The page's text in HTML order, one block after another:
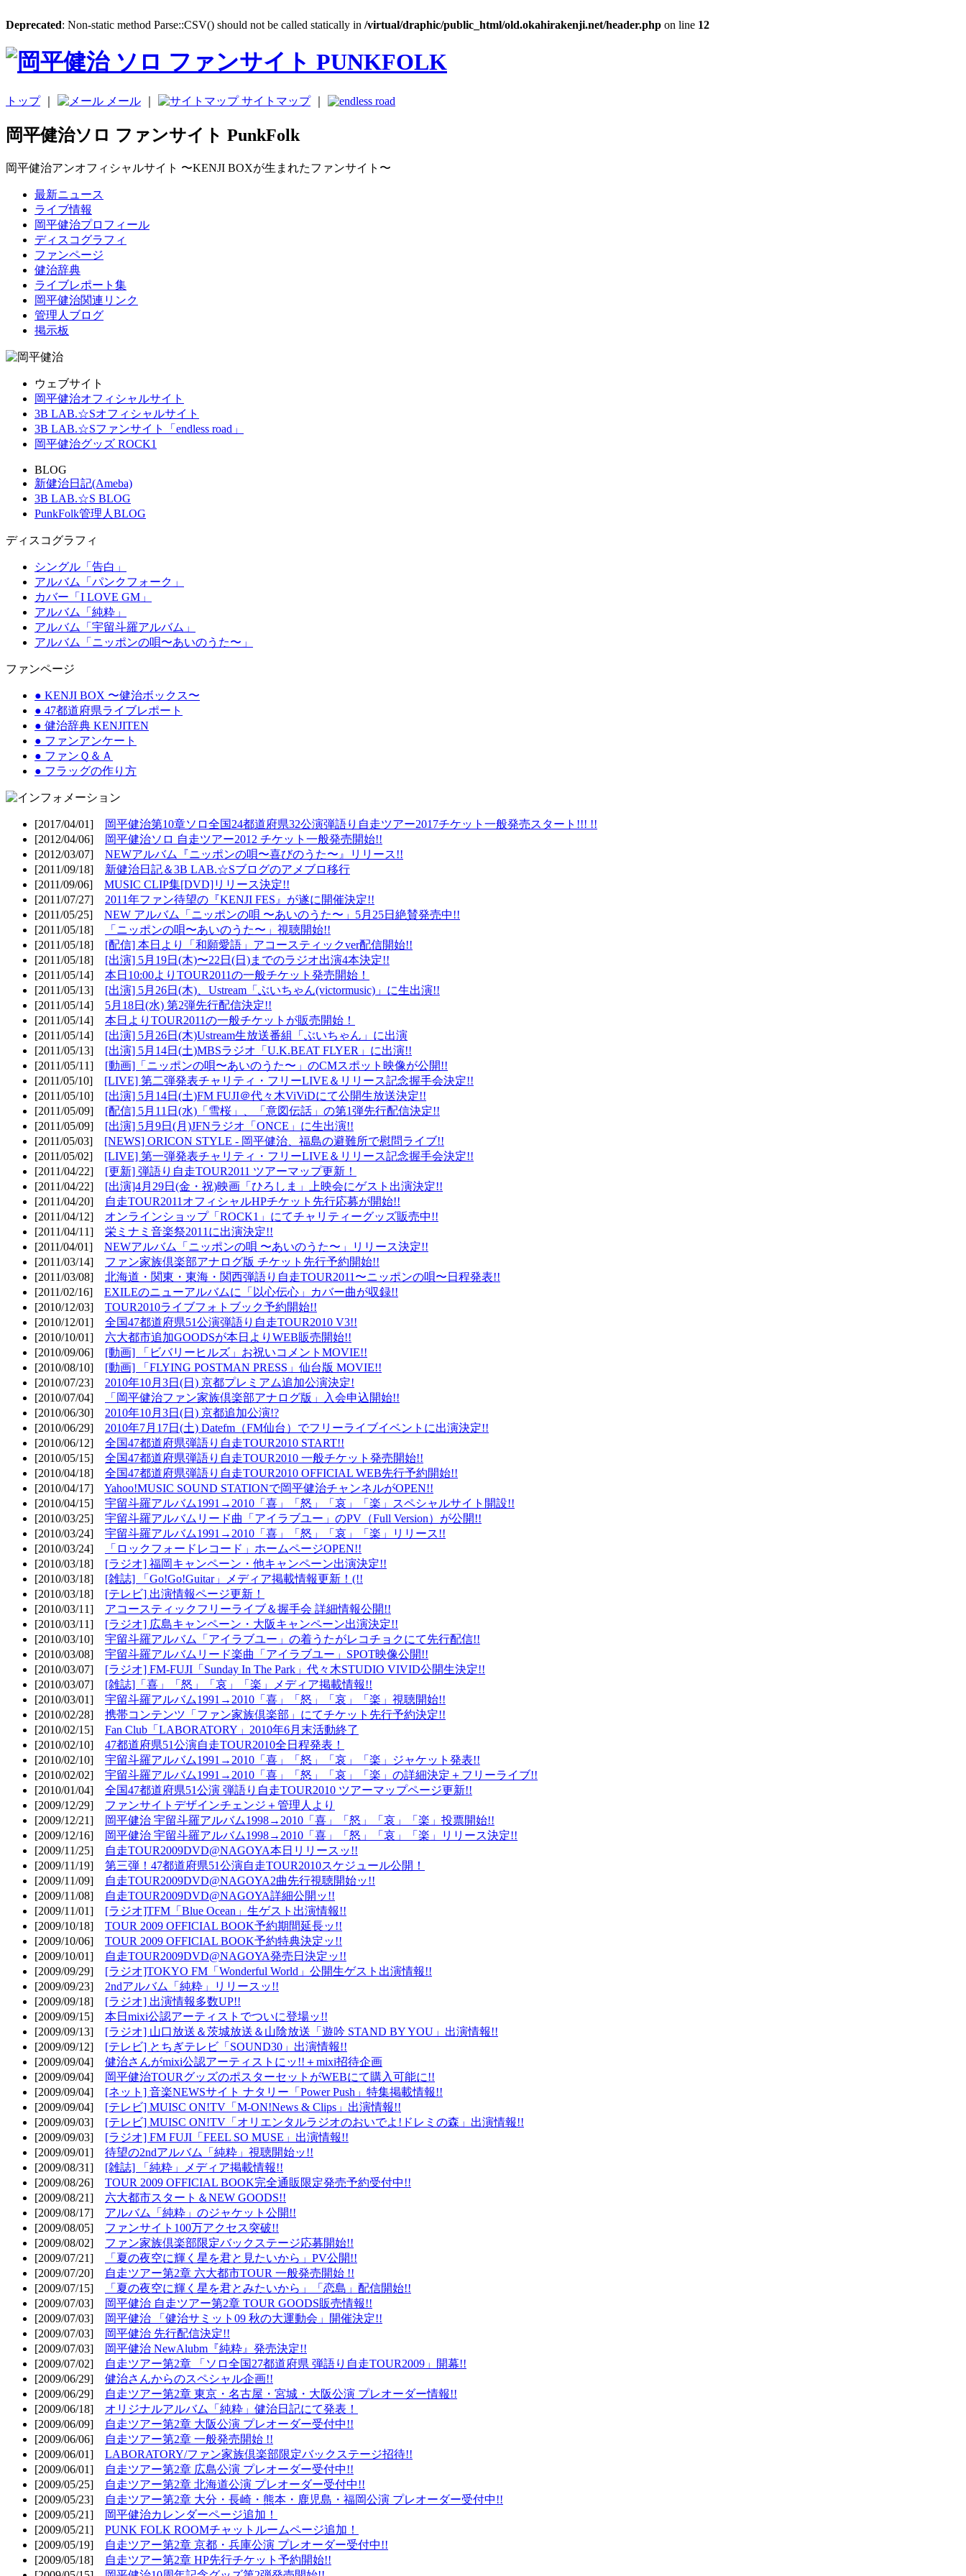
Deprecated: Non-static method Parse::CSV() should not be called statically in /virtual/draphic/public_html/old.okahirakenji.net/header.php on line 12
トップ｜ メール サイトマップ｜
岡平健治ソロ ファンサイト PunkFolk
岡平健治アンオフィシャルサイト 〜KENJI BOXが生まれたファンサイト〜
最新ニュース
ライブ情報
岡平健治プロフィール
ディスコグラフィ
ファンページ
健治辞典
ライブレポート集
岡平健治関連リンク
管理人ブログ
掲示板
ウェブサイト
岡平健治オフィシャルサイト
3B LAB.☆Sオフィシャルサイト
3B LAB.☆Sファンサイト「endless road」
岡平健治グッズ ROCK1
BLOG
新健治日記(Ameba)
3B LAB.☆S BLOG
PunkFolk管理人BLOG
ディスコグラフィ
シングル「告白」
アルバム「パンクフォーク」
カバー「I LOVE GM」
アルバム「純粋」
アルバム「宇留斗羅アルバム」
アルバム「ニッポンの唄〜あいのうた〜」
ファンページ
● KENJI BOX 〜健治ボックス〜
● 47都道府県ライブレポート
● 健治辞典 KENJITEN
● ファンアンケート
● ファンＱ＆Ａ
● フラッグの作り方
[2017/04/01]
岡平健治第10章ソロ全国24都道府県32公演弾語り自走ツアー2017チケット一般発売スタート!!! !!
[2012/04/06]
岡平健治ソロ 自走ツアー2012 チケット一般発売開始!!
[2012/03/07] NEWアルバム『ニッポンの唄〜喜びのうた〜』リリース!!
[2011/09/18] 新健治日記＆3B LAB.☆Sブログのアメブロ移行
[2011/09/06] MUSIC CLIP集[DVD]リリース決定!!
[2011/07/27] 2011年ファン待望の『KENJI FES』が遂に開催決定!!
[2011/05/25] NEW アルバム「ニッポンの唄 〜あいのうた〜」5月25日絶賛発売中!!
[2011/05/18]
「ニッポンの唄〜あいのうた〜」視聴開始!!
[2011/05/18] [配信] 本日より「和願愛語」アコースティックver配信開始!!
[2011/05/18] [出演] 5月19日(木)〜22日(日)までのラジオ出演4本決定!!
[2011/05/14] 本日10:00よりTOUR2011の一般チケット発売開始！
[2011/05/13] [出演] 5月26日(木)、Ustream「ぶいちゃん(victormusic)」に生出演!!
[2011/05/14] 5月18日(水) 第2弾先行配信決定!!
[2011/05/14] 本日よりTOUR2011の一般チケットが販売開始！
[2011/05/14] [出演] 5月26日(木)Ustream生放送番組「ぶいちゃん」に出演
[2011/05/13] [出演] 5月14日(土)MBSラジオ「U.K.BEAT FLYER」に出演!!
[2011/05/11] [動画]「ニッポンの唄〜あいのうた〜」のCMスポット映像が公開!!
[2011/05/10] [LIVE] 第二弾発表チャリティ・フリーLIVE＆リリース記念握手会決定!!
[2011/05/10] [出演] 5月14日(土)FM FUJI＠代々木ViViDにて公開生放送決定!!
[2011/05/09] [配信] 5月11日(水)「雪桜」、「意図伝話」の第1弾先行配信決定!!
[2011/05/09] [出演] 5月9日(月)JFNラジオ「ONCE」に生出演!!
[2011/05/03] [NEWS] ORICON STYLE - 岡平健治、福島の避難所で慰問ライブ!!
[2011/05/02] [LIVE] 第一弾発表チャリティ・フリーLIVE＆リリース記念握手会決定!!
[2011/04/22] [更新] 弾語り自走TOUR2011 ツアーマップ更新！
[2011/04/22] [出演]4月29日(金・祝)映画「ひろしま」上映会にゲスト出演決定!!
[2011/04/20]
自走TOUR2011オフィシャルHPチケット先行応募が開始!!
[2011/04/12] オンラインショップ「ROCK1」にてチャリティーグッズ販売中!!
[2011/04/11] 栄ミナミ音楽祭2011に出演決定!!
[2011/04/01] NEWアルバム「ニッポンの唄 〜あいのうた〜」リリース決定!!
[2011/03/14] ファン家族倶楽部アナログ版 チケット先行予約開始!!
[2011/03/08] 北海道・関東・東海・関西弾語り自走TOUR2011〜ニッポンの唄〜日程発表!!
[2011/02/16] EXILEのニューアルバムに「以心伝心」カバー曲が収録!!
[2010/12/03] TOUR2010ライブフォトブック予約開始!!
[2010/12/01] 全国47都道府県51公演弾語り自走TOUR2010 V3!!
[2010/10/01] 六大都市追加GOODSが本日よりWEB販売開始!!
[2010/09/06] [動画] 「ビバリーヒルズ」お祝いコメントMOVIE!!
[2010/08/10] [動画] 「FLYING POSTMAN PRESS」仙台版 MOVIE!!
[2010/07/23] 2010年10月3日(日) 京都プレミアム追加公演決定!
[2010/07/04]
「岡平健治ファン家族倶楽部アナログ版」入会申込開始!!
[2010/06/30] 2010年10月3日(日) 京都追加公演!?
[2010/06/29] 2010年7月17日(土) Datefm（FM仙台）でフリーライブイベントに出演決定!!
[2010/06/12] 全国47都道府県弾語り自走TOUR2010 START!!
[2010/05/15] 全国47都道府県弾語り自走TOUR2010 一般チケット発売開始!!
[2010/04/18] 全国47都道府県弾語り自走TOUR2010 OFFICIAL WEB先行予約開始!!
[2010/04/17] Yahoo!MUSIC SOUND STATIONで岡平健治チャンネルがOPEN!!
[2010/04/15] 宇留斗羅アルバム1991→2010「喜」「怒」「哀」「楽」スペシャルサイト開設!!
[2010/03/25] 宇留斗羅アルバムリード曲「アイラブユー」のPV（Full Version）が公開!!
[2010/03/24] 宇留斗羅アルバム1991→2010「喜」「怒」「哀」「楽」リリース!!
[2010/03/24]
「ロックフォードレコード」ホームページOPEN!!
[2010/03/18] [ラジオ] 福岡キャンペーン・他キャンペーン出演決定!!
[2010/03/18] [雑誌] 「Go!Go!Guitar」メディア掲載情報更新！(!!
[2010/03/18] [テレビ] 出演情報ページ更新！
[2010/03/11] アコースティックフリーライブ＆握手会 詳細情報公開!!
[2010/03/11] [ラジオ] 広島キャンペーン・大阪キャンペーン出演決定!!
[2010/03/10] 宇留斗羅アルバム「アイラブユー」の着うたがレコチョクにて先行配信!!
[2010/03/08] 宇留斗羅アルバムリード楽曲「アイラブユー」SPOT映像公開!!
[2010/03/07] [ラジオ] FM-FUJI「Sunday In The Park」代々木STUDIO VIVID公開生決定!!
[2010/03/07] [雑誌]「喜」「怒」「哀」「楽」メディア掲載情報!!
[2010/03/01] 宇留斗羅アルバム1991→2010「喜」「怒」「哀」「楽」視聴開始!!
[2010/02/28] 携帯コンテンツ「ファン家族倶楽部」にてチケット先行予約決定!!
[2010/02/15] Fan Club「LABORATORY」2010年6月末活動終了
[2010/02/10] 47都道府県51公演自走TOUR2010全日程発表！
[2010/02/10] 宇留斗羅アルバム1991→2010「喜」「怒」「哀」「楽」ジャケット発表!!
[2010/02/02] 宇留斗羅アルバム1991→2010「喜」「怒」「哀」「楽」の詳細決定＋フリーライブ!!
[2010/01/04] 全国47都道府県51公演 弾語り自走TOUR2010 ツアーマップページ更新!!
[2009/12/29] ファンサイトデザインチェンジ＋管理人より
[2009/12/21]
岡平健治 宇留斗羅アルバム1998→2010「喜」「怒」「哀」「楽」投票開始!!
[2009/12/16]
岡平健治 宇留斗羅アルバム1998→2010「喜」「怒」「哀」「楽」リリース決定!!
[2009/11/25]
自走TOUR2009DVD@NAGOYA本日リリースッ!!
[2009/11/19] 第三弾！47都道府県51公演自走TOUR2010スケジュール公開！
[2009/11/09]
自走TOUR2009DVD@NAGOYA2曲先行視聴開始ッ!!
[2009/11/08]
自走TOUR2009DVD@NAGOYA詳細公開ッ!!
[2009/11/01] [ラジオ]TFM「Blue Ocean」生ゲスト出演情報!!
[2009/10/18] TOUR 2009 OFFICIAL BOOK予約期間延長ッ!!
[2009/10/06] TOUR 2009 OFFICIAL BOOK予約特典決定ッ!!
[2009/10/01]
自走TOUR2009DVD@NAGOYA発売日決定ッ!!
[2009/09/29] [ラジオ]TOKYO FM「Wonderful World」公開生ゲスト出演情報!!
[2009/09/23] 2ndアルバム「純粋」リリースッ!!
[2009/09/18] [ラジオ] 出演情報多数UP!!
[2009/09/15] 本日mixi公認アーティストでついに登場ッ!!
[2009/09/13] [ラジオ] 山口放送＆茨城放送＆山陰放送「遊吟 STAND BY YOU」出演情報!!
[2009/09/12] [テレビ] とちぎテレビ「SOUND30」出演情報!!
[2009/09/04] 健治さんがmixi公認アーティストにッ!!＋mixi招待企画
[2009/09/04]
岡平健治TOURグッズのポスターセットがWEBにて購入可能に!!
[2009/09/04] [ネット] 音楽NEWSサイト ナタリー「Power Push」特集掲載情報!!
[2009/09/04] [テレビ] MUISC ON!TV「M-ON!News & Clips」出演情報!!
[2009/09/03] [テレビ] MUISC ON!TV「オリエンタルラジオのおいでよ!ドレミの森」出演情報!!
[2009/09/03] [ラジオ] FM FUJI「FEEL SO MUSE」出演情報!!
[2009/09/01] 待望の2ndアルバム「純粋」視聴開始ッ!!
[2009/08/31] [雑誌] 「純粋」メディア掲載情報!!
[2009/08/26] TOUR 2009 OFFICIAL BOOK完全通販限定発売予約受付中!!
[2009/08/21] 六大都市スタート＆NEW GOODS!!
[2009/08/17] アルバム「純粋」のジャケット公開!!
[2009/08/05] ファンサイト100万アクセス突破!!
[2009/08/02] ファン家族倶楽部限定バックステージ応募開始!!
[2009/07/21]
「夏の夜空に輝く星を君と見たいから」PV公開!!
[2009/07/20]
自走ツアー第2章 六大都市TOUR 一般発売開始 !!
[2009/07/15]
「夏の夜空に輝く星を君とみたいから」「恋島」配信開始!!
[2009/07/03]
岡平健治 自走ツアー第2章 TOUR GOODS販売情報!!
[2009/07/03]
岡平健治 「健治サミット09 秋の大運動会」開催決定!!
[2009/07/03]
岡平健治 先行配信決定!!
[2009/07/03]
岡平健治 NewAlubm『純粋』発売決定!!
[2009/07/02]
自走ツアー第2章 「ソロ全国27都道府県 弾語り自走TOUR2009」開幕!!
[2009/06/29] 健治さんからのスペシャル企画!!
[2009/06/29]
自走ツアー第2章 東京・名古屋・宮城・大阪公演 プレオーダー情報!!
[2009/06/18] オリジナルアルバム「純粋」健治日記にて発表！
[2009/06/09]
自走ツアー第2章 大阪公演 プレオーダー受付中!!
[2009/06/06]
自走ツアー第2章 一般発売開始 !!
[2009/06/01] LABORATORY/ファン家族倶楽部限定バックステージ招待!!
[2009/06/01]
自走ツアー第2章 広島公演 プレオーダー受付中!!
[2009/05/25]
自走ツアー第2章 北海道公演 プレオーダー受付中!!
[2009/05/23]
自走ツアー第2章 大分・長崎・熊本・鹿児島・福岡公演 プレオーダー受付中!!
[2009/05/21]
岡平健治カレンダーページ追加！
[2009/05/21] PUNK FOLK ROOMチャットルームページ追加！
[2009/05/19]
自走ツアー第2章 京都・兵庫公演 プレオーダー受付中!!
[2009/05/18]
自走ツアー第2章 HP先行チケット予約開始!!